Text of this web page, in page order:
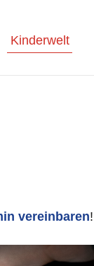
Kinderwelt
vereinbaren!